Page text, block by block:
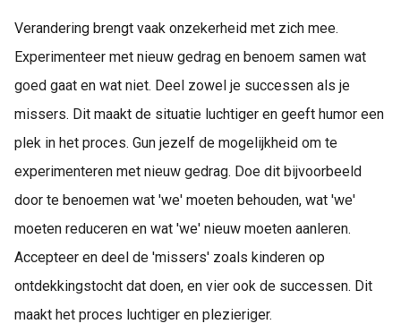
Verandering brengt vaak onzekerheid met zich mee.
Experimenteer met nieuw gedrag en benoem samen wat
goed gaat en wat niet. Deel zowel je successen als je
missers. Dit maakt de situatie luchtiger en geeft humor een
plek in het proces. Gun jezelf de mogelijkheid om te
experimenteren met nieuw gedrag. Doe dit bijvoorbeeld
door te benoemen wat 'we' moeten behouden, wat 'we'
moeten reduceren en wat 'we' nieuw moeten aanleren.
Accepteer en deel de 'missers' zoals kinderen op
ontdekkingstocht dat doen, en vier ook de successen. Dit
maakt het proces luchtiger en plezieriger.